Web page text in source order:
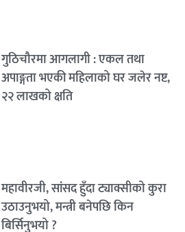
गुठिचौरमा आगलागी : एकल तथा
अपाङ्गता भएकी महिलाको घर जलेर नष्ट,
२२ लाखको क्षति
महावीरजी, सांसद हुँदा ट्याक्सीको कुरा
उठाउनुभयो, मन्त्री बनेपछि किन
बिर्सिनुभयो ?